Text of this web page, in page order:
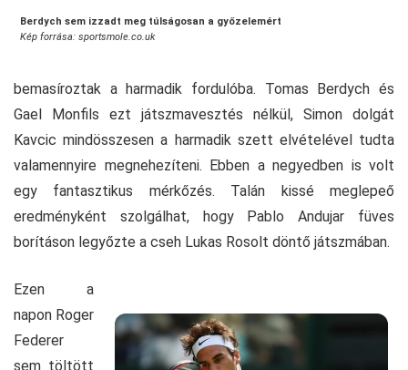
Berdych sem izzadt meg túlságosan a győzelemért
Kép forrása: sportsmole.co.uk
bemasíroztak a harmadik fordulóba. Tomas Berdych és
Gael Monfils ezt játszmavesztés nélkül, Simon dolgát
Kavcic mindösszesen a harmadik szett elvételével tudta
valamennyire megnehezíteni. Ebben a negyedben is volt
egy fantasztikus mérkőzés. Talán kissé meglepeő
eredményként szolgálhat, hogy Pablo Andujar füves
borításon legyőzte a cseh Lukas Rosolt döntő játszmában.
Ezen a
napon Roger
Federer
sem töltött